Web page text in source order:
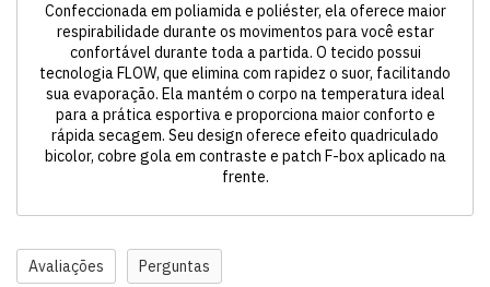
Confeccionada em poliamida e poliéster, ela oferece maior
respirabilidade durante os movimentos para você estar
confortável durante toda a partida. O tecido possui
tecnologia FLOW, que elimina com rapidez o suor, facilitando
sua evaporação. Ela mantém o corpo na temperatura ideal
para a prática esportiva e proporciona maior conforto e
rápida secagem. Seu design oferece efeito quadriculado
bicolor, cobre gola em contraste e patch F-box aplicado na
frente.
Avaliações Perguntas